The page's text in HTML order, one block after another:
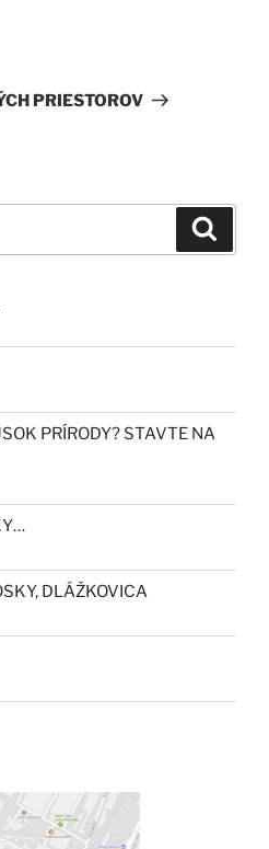
PRIESTOROV
PRÍRODY? STAVTE NA
DLÁŽKOVICA